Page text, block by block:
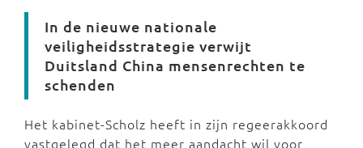
In de nieuwe nationale
veiligheidsstrategie verwijt
Duitsland China mensenrechten te
schenden
Het kabinet-Scholz heeft in zijn regeerakkoord
vastgelegd dat het meer aandacht wil voor